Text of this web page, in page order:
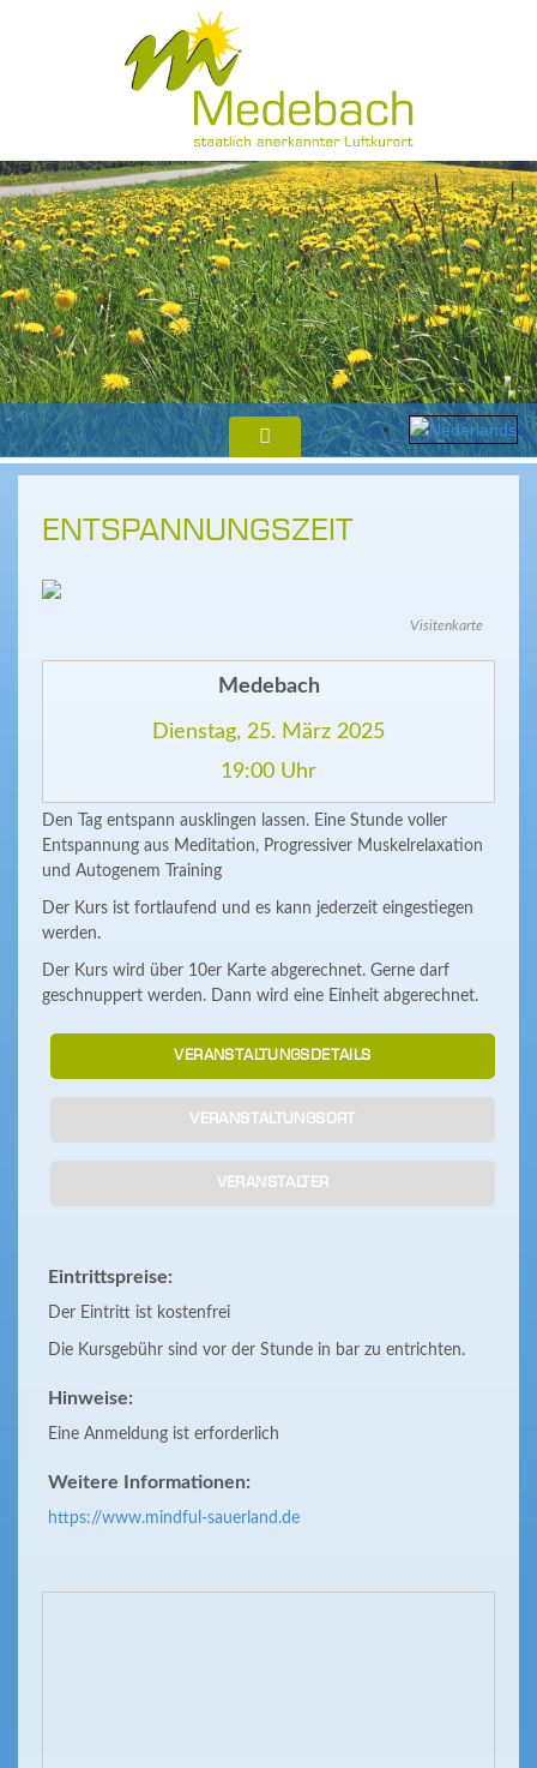
ENTSPANNUNGSZEIT
Visitenkarte
Medebach
Dienstag, 25. März 2025
19:00 Uhr
Den Tag entspann ausklingen lassen. Eine Stunde voller
Entspannung aus Meditation, Progressiver Muskelrelaxation
und Autogenem Training
Der Kurs ist fortlaufend und es kann jederzeit eingestiegen
werden.
Der Kurs wird über 10er Karte abgerechnet. Gerne darf
geschnuppert werden. Dann wird eine Einheit abgerechnet.
VERANSTALTUNGSDETAILS
VERANSTALTUNGSORT
VERANSTALTER
Eintrittspreise:
Der Eintritt ist kostenfrei
Die Kursgebühr sind vor der Stunde in bar zu entrichten.
Hinweise:
Eine Anmeldung ist erforderlich
Weitere Informationen:
https://www.mindful-sauerland.de